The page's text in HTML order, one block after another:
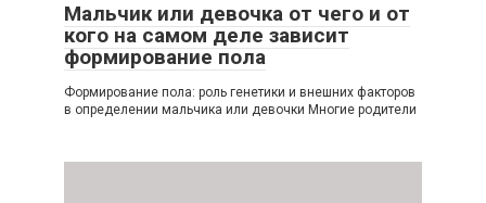
Мальчик или девочка от чего и от
кого на самом деле зависит
формирование пола
Формирование пола: роль генетики и внешних факторов
в определении мальчика или девочки Многие родители